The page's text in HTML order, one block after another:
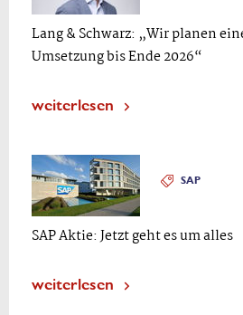
Lang & Schwarz: „Wir planen
Umsetzung bis Ende 2026“
weiterlesen
SAP
SAP Aktie: Jetzt geht es um alles
weiterlesen